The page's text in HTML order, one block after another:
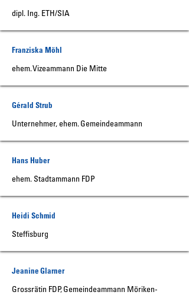
dipl. Ing. ETH/SIA
Franziska Möhl
ehem. Vizeammann Die Mitte
Gérald Strub
Unternehmer, ehem. Gemeindeammann
Hans Huber
ehem. Stadtammann FDP
Heidi Schmid
Steffisburg
Jeanine Glarner
Grossrätin FDP, Gemeindeammann Möriken-